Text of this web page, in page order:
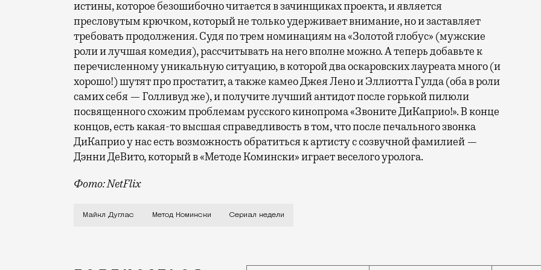
истины, которое безошибочно читается в зачинщиках проекта, и является
пресловутым крючком, который не только удерживает внимание, но и заставляет
требовать продолжения. Судя по трем номинациям на «Золотой глобус» (мужские
роли и лучшая комедия), рассчитывать на него вполне можно. А теперь добавьте к
перечисленному уникальную ситуацию, в которой два оскаровских лауреата много (и
хорошо!) шутят про простатит, а также камео Джея Лено и Эллиотта Гулда (оба в роли
самих себя — Голливуд же), и получите лучший антидот после горькой пилюли
посвященного схожим проблемам русского кинопрома «Звоните ДиКаприо!». В конце
концов, есть какая-то высшая справедливость в том, что после печального звонка
ДиКаприо у нас есть возможность обратиться к артисту с созвучной фамилией —
Дэнни ДеВито, который в «Методе Комински» играет веселого уролога.
Фото: NetFlix
Сэнди Комински (Майкл Дуглас) сидит на стуле в одном из этих особенно уютных
Майкл Дуглас Метод Комински Сериал недели